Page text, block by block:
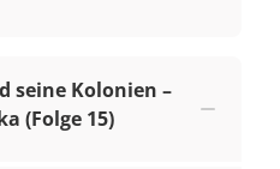
seine Kolonien –
(Folge 15)